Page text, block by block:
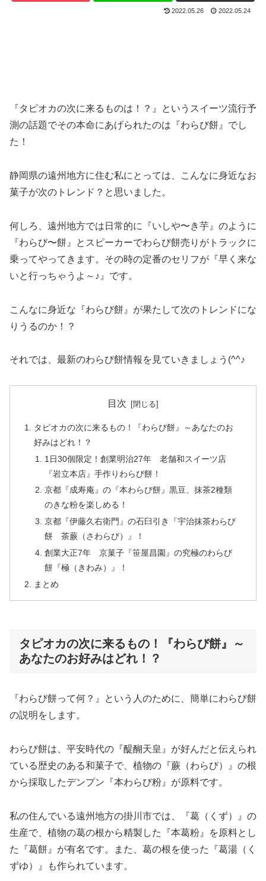
2022.05.26 2022.05.24
『タピオカの次に来るものは！？』というスイーツ流行予
測の話題でその本命にあげられたのは『わらび餅』でし
た！
静岡県の遠州地方に住む私にとっては、こんなに身近なお
菓子が次のトレンド？と思いました。
何しろ、遠州地方では日常的に『いしや〜き芋』のように
『わらび〜餅』とスピーカーでわらび餅売りがトラックに
乗ってやってきます。その時の定番のセリフが『早く来な
いと行っちゃうよ～♪』です。
こんなに身近な『わらび餅』が果たして次のトレンドにな
りうるのか！？
それでは、最新のわらび餅情報を見ていきましょう(^^♪
目次
タピオカの次に来るもの！『わらび餅』～あなたのお
好みはどれ！？
1日30個限定！創業明治27年 老舗和スイーツ店
『岩立本店』手作りわらび餅！
京都『成寿庵』の『本わらび餅』黒豆、抹茶2種類
のきな粉を楽しめる！
京都『伊藤久右衛門』の石臼引き『宇治抹茶わらび
餅 茶蕨（さわらび）』！
創業大正7年 京菓子『笹屋昌園』の究極のわらび
餅『極（きわみ）』！
まとめ
タピオカの次に来るもの！『わらび餅』～
あなたのお好みはどれ！？
『わらび餅って何？』という人のために、簡単にわらび餅
の説明をします。
わらび餅は、平安時代の『醍醐天皇』が好んだと伝えられ
ている歴史のある和菓子で、植物の『蕨（わらび）』の根
から採取したデンプン『本わらび粉』が原料です。
私の住んでいる遠州地方の掛川市では、『葛（くず）』の
生産で、植物の葛の根から精製した『本葛粉』を原料とし
た『葛餅』が有名です。また、葛の根を使った『葛湯（く
ずゆ）』も作られています。